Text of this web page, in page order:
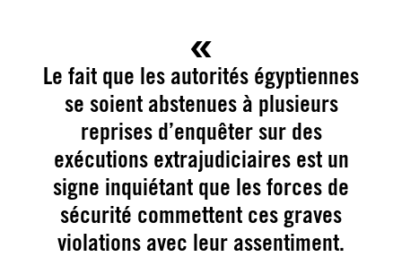
Le fait que les autorités égyptiennes
se soient abstenues à plusieurs
reprises d’enquêter sur des
exécutions extrajudiciaires est un
signe inquiétant que les forces de
sécurité commettent ces graves
violations avec leur assentiment.